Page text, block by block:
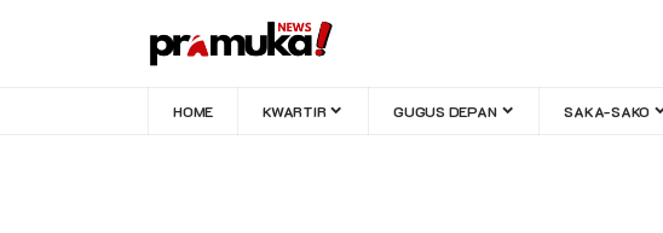
HOME KWARTIR GUGUS DEPAN SAKA-SAKO